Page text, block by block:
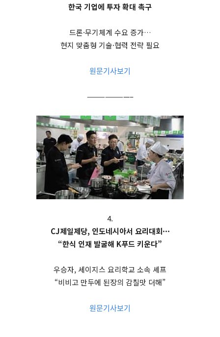
한국 기업에 투자 확대 촉구
드론·무기체계 수요 증가…
현지 맞춤형 기술·협력 전략 필요
원문기사보기
———————–
4.
CJ제일제당, 인도네시아서 요리대회···
“한식 인재 발굴해 K푸드 키운다”
우승자, 세이지스 요리학교 소속 셰프
“비비고 만두에 된장의 감칠맛 더해”
원문기사보기